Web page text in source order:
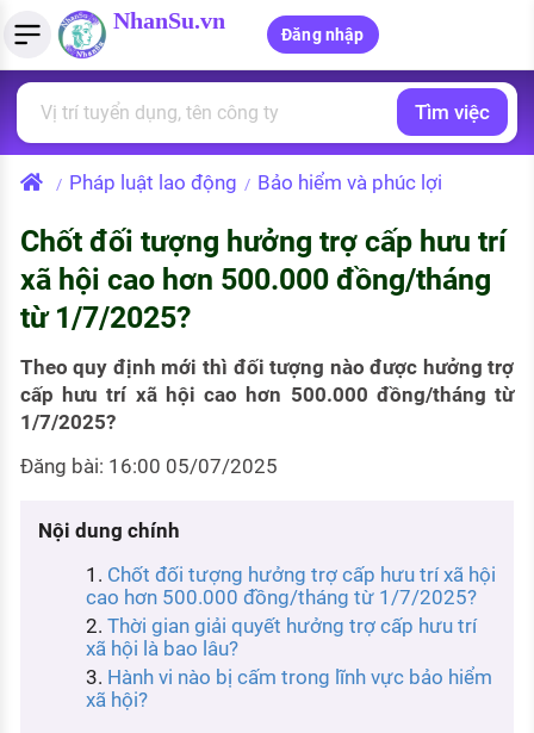
NhanSu.vn
Đăng nhập
Tìm việc làm
Việc làm ngành luật
Việc làm lương cao
Việc làm tốt nhất
CÔNG TY
Danh sách nhà tuyển dụng
Nhà tuyển dụng hàng đầu
Quản lý CV
Tải CV lên
Tạo CV trực tuyến
MẪU CV THEO STYLE
Mẫu CV đơn giản
Mẫu CV hiện đại
Tính lương Gross - Net
Tính thuế thu nhập cá nhân
Tính trợ cấp thất nghiệp
PHÁP LUẬT VIỆT NAM
Văn bản pháp luật
PHÁP LUẬT LAO ĐỘNG
Lao động và tiền lương
Thuế thu nhập
Hồ sơ biểu mẫu
Tử vi nghề nghiệp
Kỹ năng nghề nghiệp
HƯỚNG NGHIỆP VIỆC LÀM
Tìm việc
/ Pháp luật lao động / Bảo hiểm và phúc lợi
Chốt đối tượng hưởng trợ cấp hưu trí
xã hội cao hơn 500.000 đồng/tháng
từ 1/7/2025?
Theo quy định mới thì đối tượng nào được hưởng trợ
cấp hưu trí xã hội cao hơn 500.000 đồng/tháng từ
1/7/2025?
Đăng bài: 16:00 05/07/2025
Nội dung chính
Chốt đối tượng hưởng trợ cấp hưu trí xã hội
cao hơn 500.000 đồng/tháng từ 1/7/2025?
Thời gian giải quyết hưởng trợ cấp hưu trí
xã hội là bao lâu?
Hành vi nào bị cấm trong lĩnh vực bảo hiểm
xã hội?